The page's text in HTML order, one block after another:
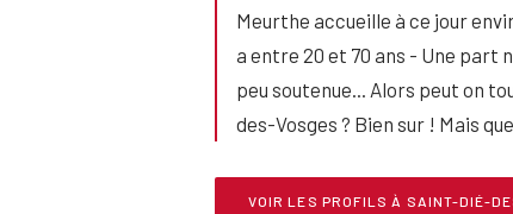
Meurthe accueille à ce jour
a entre 20 et 70 ans - Une part
peu soutenue... Alors peut on
des-Vosges ? Bien sur ! Mais
VOIR LES PROFILS À SAINT-DIÉ-